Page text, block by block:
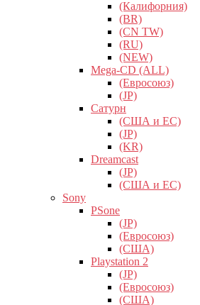
(Калифорния)
(BR)
(CN TW)
(RU)
(NEW)
Mega-CD (ALL)
(Евросоюз)
(JP)
Сатурн
(США и ЕС)
(JP)
(KR)
Dreamcast
(JP)
(США и ЕС)
Sony
PSone
(JP)
(Евросоюз)
(США)
Playstation 2
(JP)
(Евросоюз)
(США)